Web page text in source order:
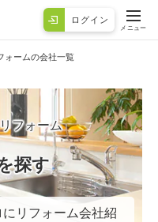
ログイン
メニュー
ォームの会社一覧
フォーム
探す
リフォーム会社紹